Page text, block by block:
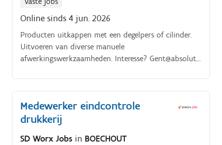
Online sinds 4 jun. 2026
Producten uitkappen met een degelpers of cilinder.
Uitvoeren van diverse manuele
afwerkingswerkzaamheden. Interesse? Gent@absolute
Medewerker eindcontrole
drukkerij
SD Worx Jobs in BOECHOUT